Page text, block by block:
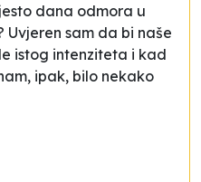
dana odmora u
Uvjeren sam da bi naše
istog intenziteta i kad
ipak, bilo nekako